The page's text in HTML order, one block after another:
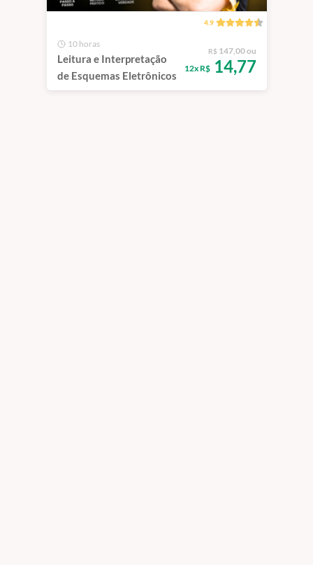
4.9
10 horas
Leitura e Interpretação
de Esquemas Eletrônicos
R$ 147,00 ou
12x R$14,77